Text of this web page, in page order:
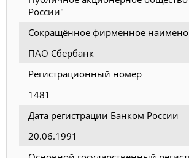
России"
Сокращённое фирменное
ПАО Сбербанк
Регистрационный номер
1481
Дата регистрации Банком России
20.06.1991